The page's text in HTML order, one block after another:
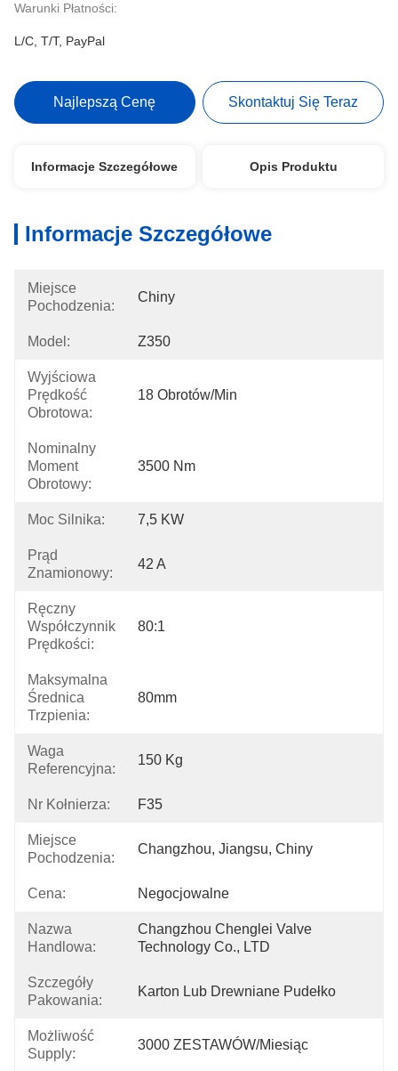
Warunki Płatności:
L/C, T/T, PayPal
Najlepszą Cenę Skontaktuj Się Teraz
Informacje Szczegółowe Opis Produktu
Informacje Szczegółowe
Miejsce
Pochodzenia:
Chiny
Model: Z350
Wyjściowa
Prędkość
Obrotowa:
18 Obrotów/min
Nominalny
Moment
Obrotowy:
3500 Nm
Moc Silnika: 7,5 KW
Prąd
Znamionowy:
42 A
Ręczny
Współczynnik
Prędkości:
80:1
Maksymalna
Średnica
Trzpienia:
80mm
Waga
Referencyjna:
150 Kg
Nr Kołnierza: F35
Miejsce
Pochodzenia:
Changzhou, Jiangsu, Chiny
Cena: Negocjowalne
Nazwa
Handlowa:
Changzhou Chenglei Valve
Technology Co., LTD
Szczegóły
Pakowania:
Karton Lub Drewniane Pudełko
Możliwość
Supply:
3000 ZESTAWÓW/miesiąc